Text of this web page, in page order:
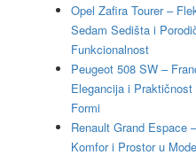
Opel Zafira Tourer –
Sedam Sedišta i
Funkcionalnost
Peugeot 508 SW –
Elegancija i Praktičnost
Formi
Renault Grand Espace
Komfor i Prostor u